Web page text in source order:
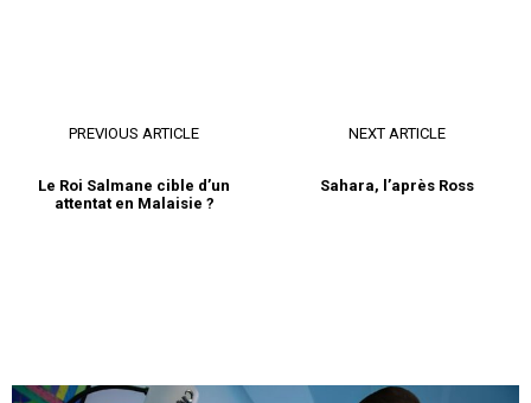
PREVIOUS ARTICLE
Le Roi Salmane cible d’un
attentat en Malaisie ?
NEXT ARTICLE
Sahara, l’après Ross